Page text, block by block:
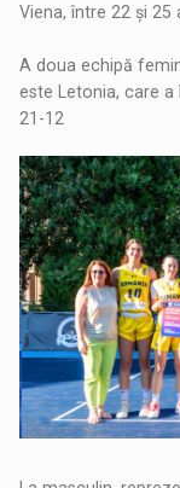
Viena, între 22 și
A doua echipă
este Letonia, care a
21-12